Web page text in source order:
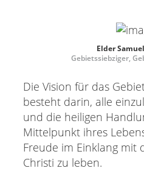
Elder
Gebietssiebziger,
Die Vision für das
besteht darin, alle
und die heiligen
Mittelpunkt ihres
Freude im Einklang mit
Christi zu leben.